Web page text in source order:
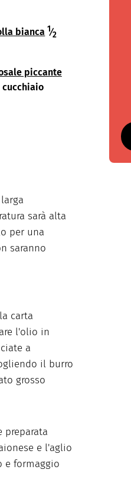
bianca 1⁄2
piccante
cucchiaio
sarà alta
per una
saranno
carta
l'olio in
a
il burro
grosso
preparata
e l'aglio
e formaggio